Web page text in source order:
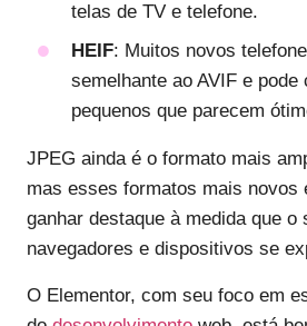
telas de TV e telefone.
HEIF: Muitos novos
semelhante ao AVIF e pode
pequenos que parecem
JPEG ainda é o formato mais
mas esses formatos mais novos
ganhar destaque à medida que o
navegadores e dispositivos se
O Elementor, com seu foco em